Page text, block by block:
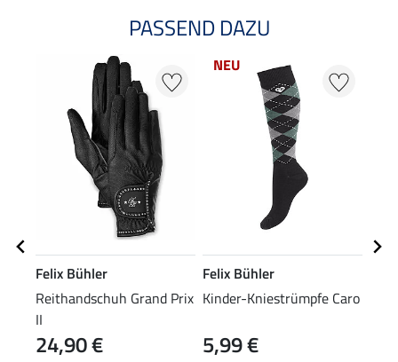
PASSEND DAZU
Felix Bühler
Reithandschuh Grand Prix
II
24,90 €
NEU
Felix Bühler
Kinder-Kniestrümpfe Caro
5,99 €